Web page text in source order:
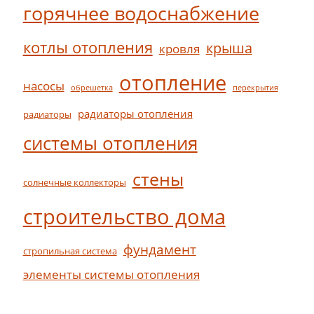
горячнее водоснабжение
котлы отопления кровля крыша
насосы обрешетка отопление перекрытия
радиаторы радиаторы отопления
системы отопления
солнечные коллекторы стены
строительство дома
стропильная система фундамент
элементы системы отопления